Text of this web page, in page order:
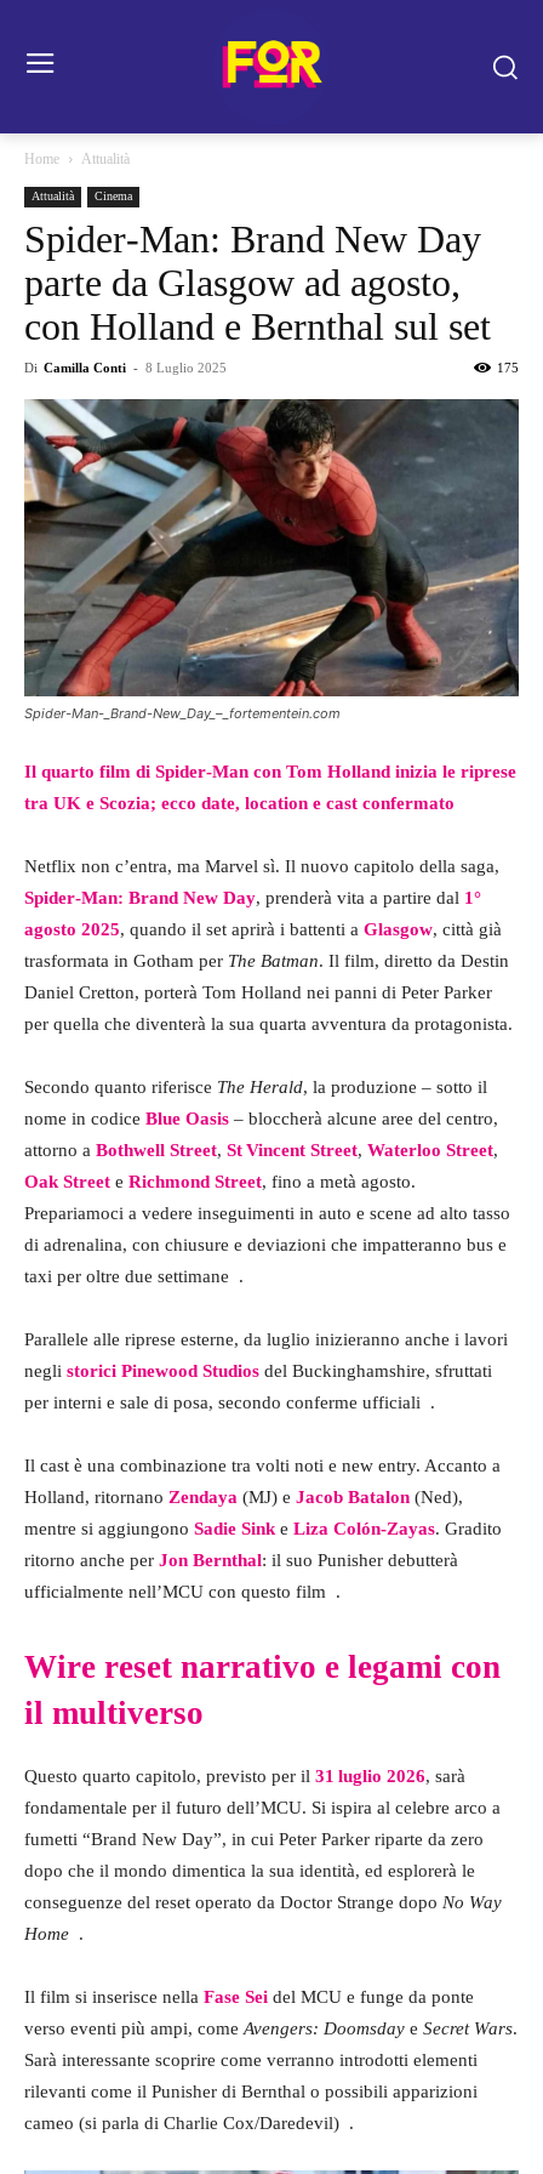
Home Attualità
Attualità Cinema
Spider‑Man: Brand New Day
parte da Glasgow ad agosto,
con Holland e Bernthal sul set
Di Camilla Conti - 8 Luglio 2025 175
Spider-Man-_Brand-New_Day_–_fortementein.com
Il quarto film di Spider‑Man con Tom Holland inizia le riprese
tra UK e Scozia; ecco date, location e cast confermato
Netflix non c’entra, ma Marvel sì. Il nuovo capitolo della saga,
Spider‑Man: Brand New Day, prenderà vita a partire dal 1°
agosto 2025, quando il set aprirà i battenti a Glasgow, città già
trasformata in Gotham per The Batman. Il film, diretto da Destin
Daniel Cretton, porterà Tom Holland nei panni di Peter Parker
per quella che diventerà la sua quarta avventura da protagonista.
Secondo quanto riferisce The Herald, la produzione – sotto il
nome in codice Blue Oasis – bloccherà alcune aree del centro,
attorno a Bothwell Street, St Vincent Street, Waterloo Street,
Oak Street e Richmond Street, fino a metà agosto.
Prepariamoci a vedere inseguimenti in auto e scene ad alto tasso
di adrenalina, con chiusure e deviazioni che impatteranno bus e
taxi per oltre due settimane
.
Parallele alle riprese esterne, da luglio inizieranno anche i lavori
negli storici Pinewood Studios del Buckinghamshire, sfruttati
per interni e sale di posa, secondo conferme ufficiali
.
Il cast è una combinazione tra volti noti e new entry. Accanto a
Holland, ritornano Zendaya (MJ) e Jacob Batalon (Ned),
mentre si aggiungono Sadie Sink e Liza Colón‑Zayas. Gradito
ritorno anche per Jon Bernthal: il suo Punisher debutterà
ufficialmente nell’MCU con questo film
.
Wire reset narrativo e legami con
il multiverso
Questo quarto capitolo, previsto per il 31 luglio 2026, sarà
fondamentale per il futuro dell’MCU. Si ispira al celebre arco a
fumetti “Brand New Day”, in cui Peter Parker riparte da zero
dopo che il mondo dimentica la sua identità, ed esplorerà le
conseguenze del reset operato da Doctor Strange dopo No Way
Home .
Il film si inserisce nella Fase Sei del MCU e funge da ponte
verso eventi più ampi, come Avengers: Doomsday e Secret Wars.
Sarà interessante scoprire come verranno introdotti elementi
rilevanti come il Punisher di Bernthal o possibili apparizioni
cameo (si parla di Charlie Cox/Daredevil) .